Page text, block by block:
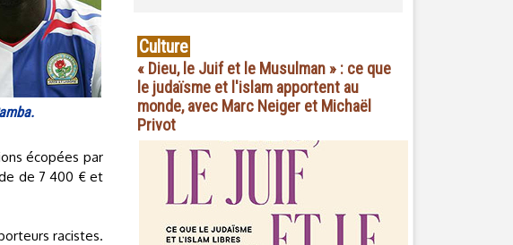
écopées par
de 7 400 € et
racistes.
Culture
« Dieu, le Juif et le Musulman » : ce que
le judaïsme et l'islam apportent au
monde, avec Marc Neiger et Michaël
Privot